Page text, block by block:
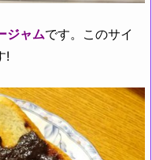
ジャムです。このサイ
!